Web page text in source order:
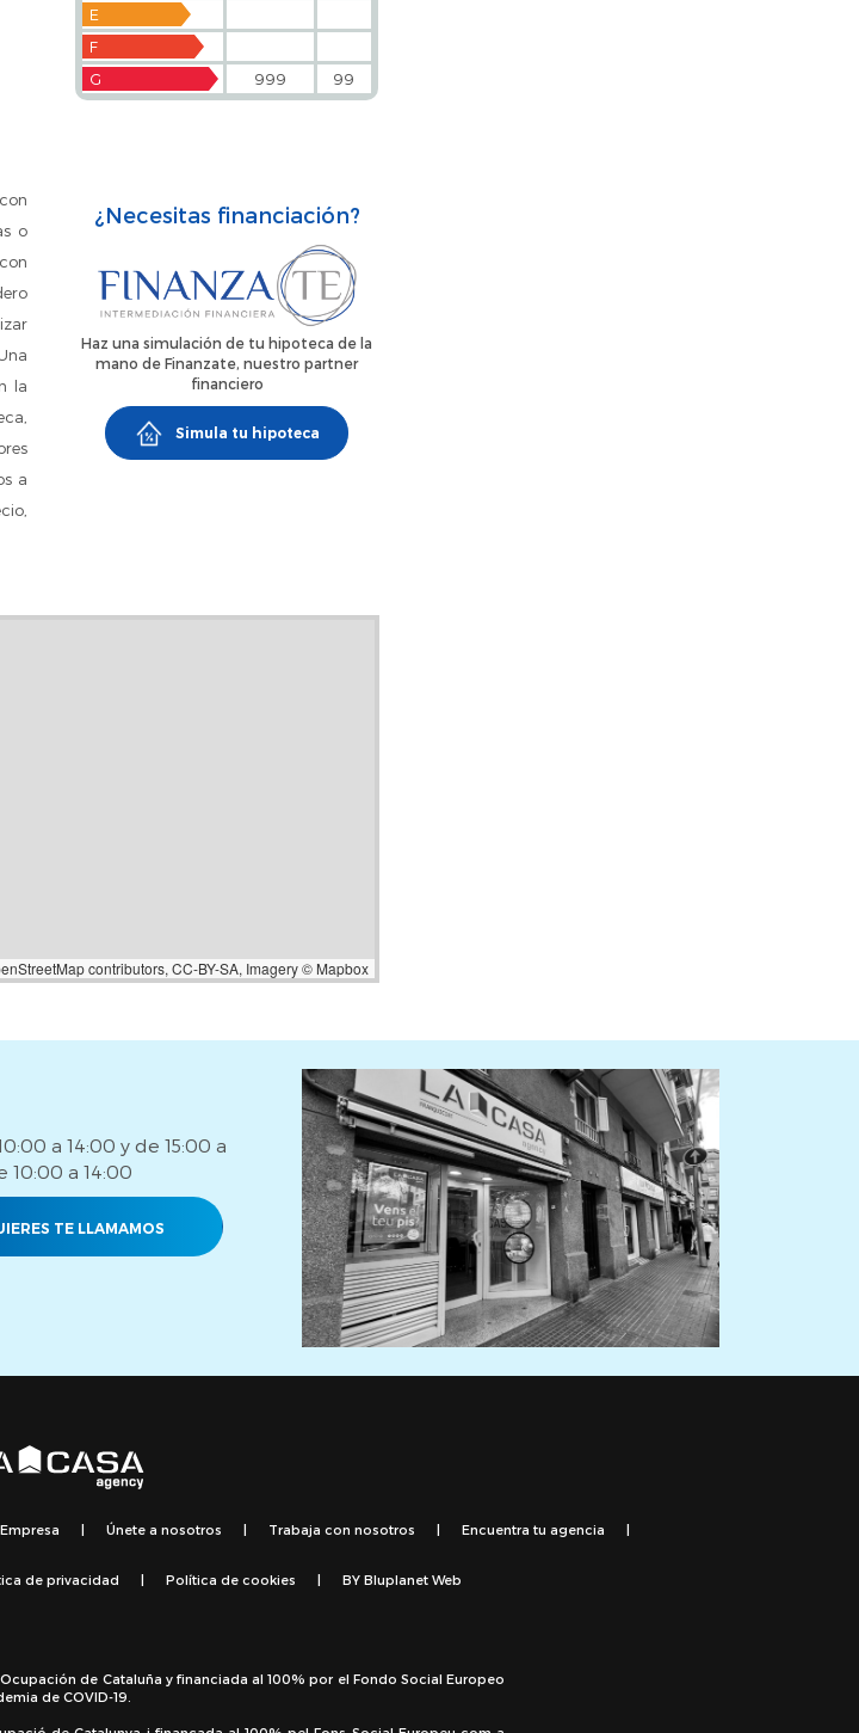
E
F
G
999 99
o
la
a
¿Necesitas financiación?
Haz una simulación de tu hipoteca de la
mano de Finanzate, nuestro partner
financiero
Simula tu hipoteca
contributors, CC-BY-SA, Imagery © Mapbox
a 14:00 y de 15:00 a
10:00 a 14:00
TE LLAMAMOS
Empresa | Únete a nosotros | Trabaja con nosotros | Encuentra tu agencia |
de privacidad | Política de cookies | BY Bluplanet Web
de Cataluña y financiada al 100% por el Fondo Social Europeo
de COVID-19.